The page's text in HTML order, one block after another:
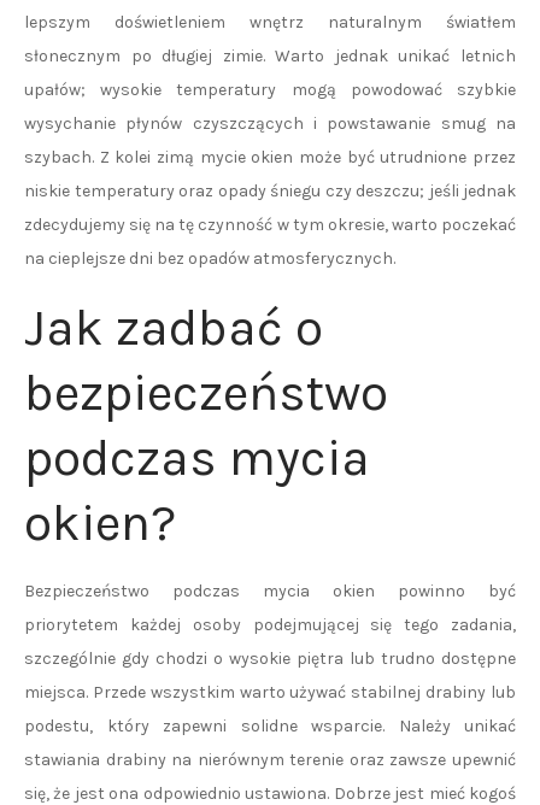
lepszym doświetleniem wnętrz naturalnym światłem
słonecznym po długiej zimie. Warto jednak unikać letnich
upałów; wysokie temperatury mogą powodować szybkie
wysychanie płynów czyszczących i powstawanie smug na
szybach. Z kolei zimą mycie okien może być utrudnione przez
niskie temperatury oraz opady śniegu czy deszczu; jeśli jednak
zdecydujemy się na tę czynność w tym okresie, warto poczekać
na cieplejsze dni bez opadów atmosferycznych.
Jak zadbać o
bezpieczeństwo
podczas mycia
okien?
Bezpieczeństwo podczas mycia okien powinno być
priorytetem każdej osoby podejmującej się tego zadania,
szczególnie gdy chodzi o wysokie piętra lub trudno dostępne
miejsca. Przede wszystkim warto używać stabilnej drabiny lub
podestu, który zapewni solidne wsparcie. Należy unikać
stawiania drabiny na nierównym terenie oraz zawsze upewnić
się, że jest ona odpowiednio ustawiona. Dobrze jest mieć kogoś